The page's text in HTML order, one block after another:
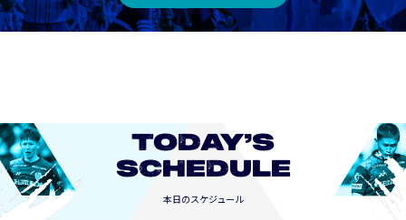
TODAY’S
SCHEDULE
本日のスケジュール